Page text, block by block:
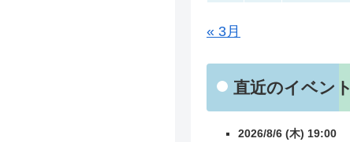
« 3月
直近のイベント
2026/8/6 (木) 19:00